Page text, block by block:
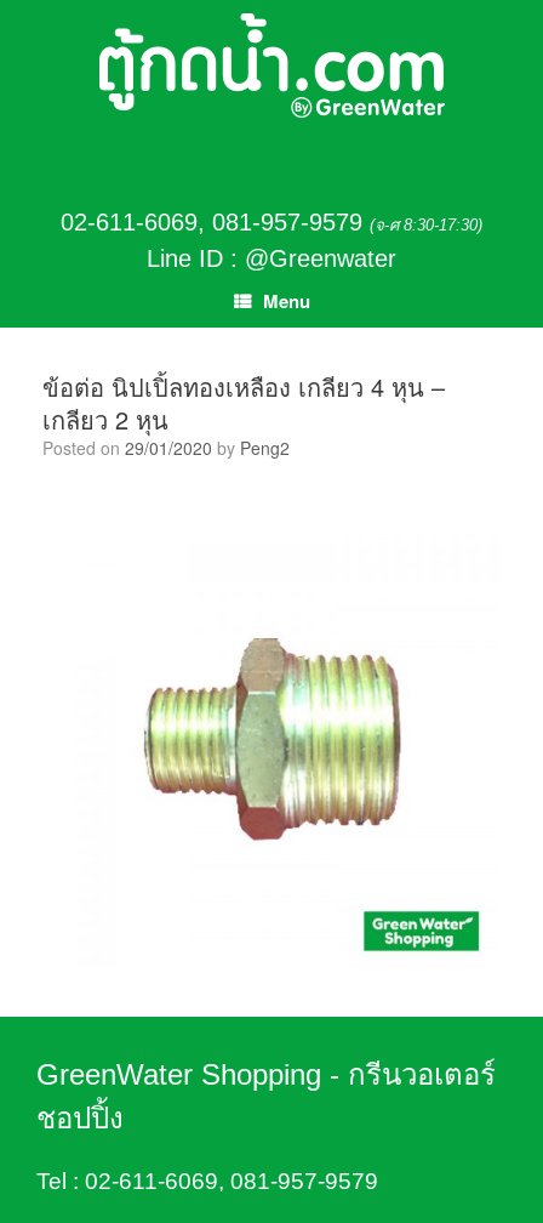
02-611-6069, 081-957-9579 (จ-ศ 8:30-17:30)
Line ID : @Greenwater
Menu
ข้อต่อ นิปเปิ้ลทองเหลือง เกลียว 4 หุน –
เกลียว 2 หุน
Posted on 29/01/2020 by Peng2
GreenWater Shopping - กรีนวอเตอร์
ชอปปิ้ง
Tel : 02-611-6069, 081-957-9579